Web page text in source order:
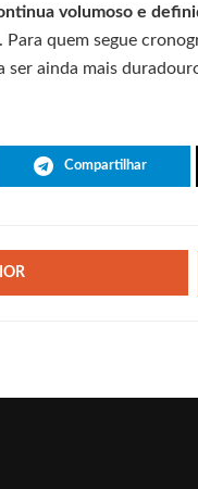
volumoso e
quem segue
ser ainda mais
Compartilhar